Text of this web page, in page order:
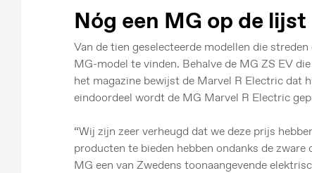
Nóg een MG op de lijst
Van de tien geselecteerde modellen die
MG-model te vinden. Behalve de MG ZS EV
het magazine bewijst de Marvel R Electric dat
eindoordeel wordt de MG Marvel R Electric
“Wij zijn zeer verheugd dat we deze prijs
producten te bieden hebben ondanks de
MG een van Zwedens toonaangevende